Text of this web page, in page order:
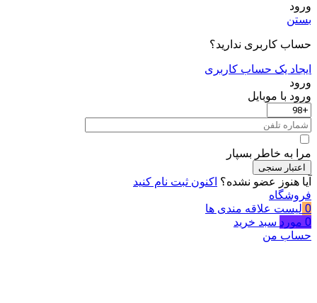
ورود
بستن
حساب کاربری ندارید؟
ایجاد یک حساب کاربری
ورود
ورود با موبایل
مرا به خاطر بسپار
اعتبار سنجی
آیا هنوز عضو نشده؟ اکنون ثبت نام کنید
فروشگاه
0 لیست علاقه مندی ها
0 مورد سبد خرید
حساب من